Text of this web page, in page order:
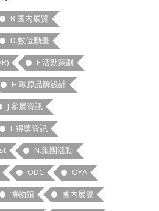
B.國內展覽
D.數位動畫
F.活動策劃
H.歐原品牌設計
J.參展資訊
L.得獎資訊
N.集團活動
ODC
OYA
博物館
國內展覽